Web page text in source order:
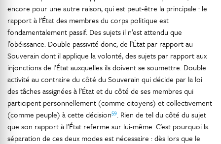
encore pour une autre raison, qui est peut-être la principale : le
rapport à l’État des membres du corps politique est
fondamentalement passif. Des sujets il n’est attendu que
l’obéissance. Double passivité donc, de l’État par rapport au
Souverain dont il applique la volonté, des sujets par rapport aux
injonctions de l’État auxquelles ils doivent se soumettre. Double
activité au contraire du côté du Souverain qui décide par la loi
des tâches assignées à l’État et du côté de ses membres qui
participent personnellement (comme citoyens) et collectivement
(comme peuple) à cette décision59. Rien de tel du côté du sujet
que son rapport à l’État referme sur lui-même. C’est pourquoi la
séparation de ces deux modes est nécessaire : dès lors que le